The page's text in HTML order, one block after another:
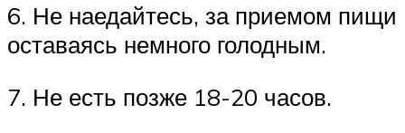
6. Не наедайтесь, за приемом пищи
оставаясь немного голодным.
7. Не есть позже 18-20 часов.